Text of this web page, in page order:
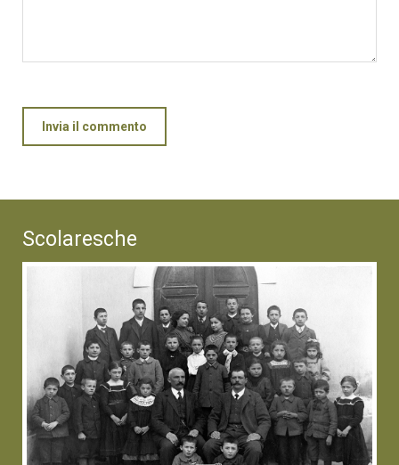
Invia il commento
Scolaresche